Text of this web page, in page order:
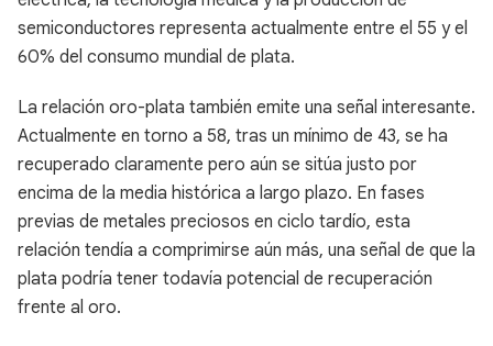
semiconductores representa actualmente entre el 55 y el
60% del consumo mundial de plata.
La relación oro-plata también emite una señal interesante.
Actualmente en torno a 58, tras un mínimo de 43, se ha
recuperado claramente pero aún se sitúa justo por
encima de la media histórica a largo plazo. En fases
previas de metales preciosos en ciclo tardío, esta
relación tendía a comprimirse aún más, una señal de que la
plata podría tener todavía potencial de recuperación
frente al oro.